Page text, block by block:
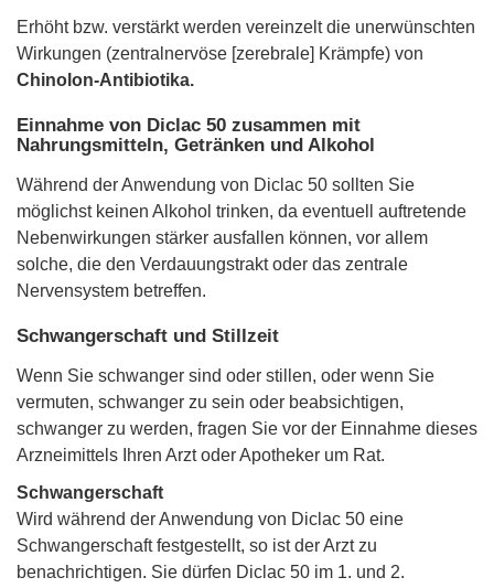
Erhöht bzw. verstärkt werden vereinzelt die unerwünschten
Wirkungen (zentralnervöse [zerebrale] Krämpfe) von
Chinolon-Antibiotika.
Einnahme von Diclac 50 zusammen mit
Nahrungsmitteln, Getränken und Alkohol
Während der Anwendung von Diclac 50 sollten Sie
möglichst keinen Alkohol trinken, da eventuell auftretende
Nebenwirkungen stärker ausfallen können, vor allem
solche, die den Verdauungstrakt oder das zentrale
Nervensystem betreffen.
Schwangerschaft und Stillzeit
Wenn Sie schwanger sind oder stillen, oder wenn Sie
vermuten, schwanger zu sein oder beabsichtigen,
schwanger zu werden, fragen Sie vor der Einnahme dieses
Arzneimittels Ihren Arzt oder Apotheker um Rat.
Schwangerschaft
Wird während der Anwendung von Diclac 50 eine
Schwangerschaft festgestellt, so ist der Arzt zu
benachrichtigen. Sie dürfen Diclac 50 im 1. und 2.